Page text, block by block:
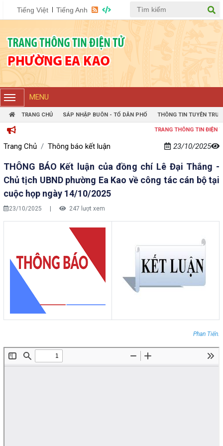
Tiếng Việt Tiếng Anh
MENU
TRANG CHỦ SÁP NHẬP BUÔN - TỔ DÂN PHỐ THÔNG TIN TUYÊN
TRANG THÔNG TIN ĐIỆN TỬ
Trang Chủ Thông báo kết luận 23/10/2025
THÔNG BÁO Kết luận của đồng chí Lê Đại Thắng -
Chủ tịch UBND phường Ea Kao về công tác cán bộ tại
cuộc họp ngày 14/10/2025
23/10/2025 247 lượt xem
Phan Tiến.